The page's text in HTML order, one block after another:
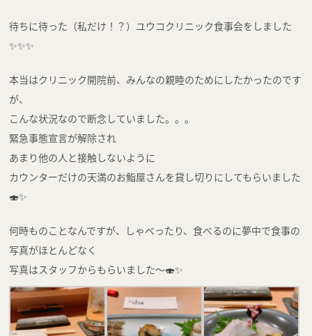
待ちに待った（私だけ！？）ユウコクリニック食事会をしました
✨✨✨
本当はクリニック開院前、みんなの親睦のためにしたかったのです
が、
こんな状況なので断念していました。。。
緊急事態宣言が解除され
あまり他の人と接触しないように
カウンターだけの天満のお鮨屋さんを貸し切りにしてもらいました
🍣✨
何時ものことなんですが、しゃべったり、食べるのに夢中で食事の
写真がほとんどなく
写真はスタッフからもらいました～🍣✨